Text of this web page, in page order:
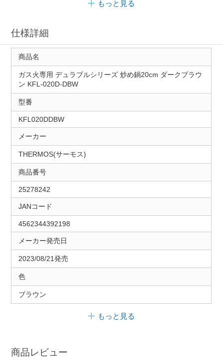
もっと見る
仕様詳細
商品名
ガス火専用 デュラブルシリーズ 炒め鍋20cm ダークブラウ
ン KFL-020D-DBW
型番
KFL020DDBW
メーカー
THERMOS(サーモス)
商品番号
25278242
JANコード
4562344392198
メーカー発売日
2023/08/21発売
色
ブラウン
もっと見る
商品レビュー